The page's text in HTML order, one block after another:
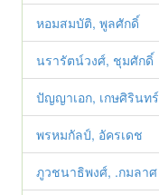
หอมสมบัติ, พูลศักดิ์
นรารัตน์วงศ์, ชุมศักดิ์
ปัญญาเอก, เกษศิรินทร์
พรหมกัลป์, อัครเดช
ภูวชนาธิพงศ์, .กมลาศ